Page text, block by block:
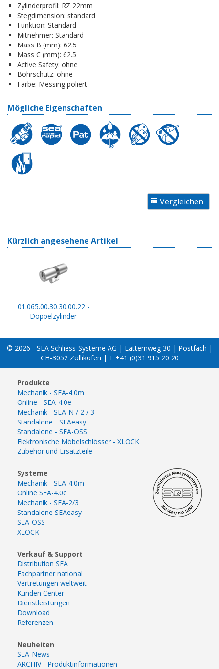
Zylinderprofil: RZ 22mm
Stegdimension: standard
Funktion: Standard
Mitnehmer: Standard
Mass B (mm): 62.5
Mass C (mm): 62.5
Active Safety: ohne
Bohrschutz: ohne
Farbe: Messing poliert
Mögliche Eigenschaften
Kürzlich angesehene Artikel
01.065.00.30.30.00.22 -
Doppelzylinder
© 2026 - SEA Schliess-Systeme AG | Lätternweg 30 | Postfach |
CH-3052 Zollikofen | T +41 (0)31 915 20 20
Produkte
Mechanik - SEA-4.0m
Online - SEA-4.0e
Mechanik - SEA-N / 2 / 3
Standalone - SEAeasy
Standalone - SEA-OSS
Elektronische Möbelschlösser - XLOCK
Zubehör und Ersatzteile
Systeme
Mechanik - SEA-4.0m
Online SEA-4.0e
Mechanik - SEA-2/3
Standalone SEAeasy
SEA-OSS
XLOCK
Verkauf & Support
Distribution SEA
Fachpartner national
Vertretungen weltweit
Kunden Center
Dienstleistungen
Download
Referenzen
Neuheiten
SEA-News
ARCHIV - Produktinformationen